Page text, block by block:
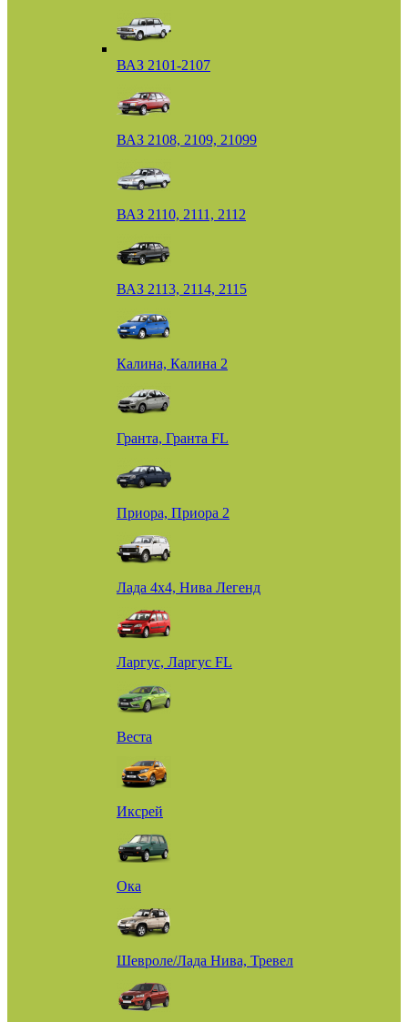
ВАЗ 2101-2107
ВАЗ 2108, 2109, 21099
ВАЗ 2110, 2111, 2112
ВАЗ 2113, 2114, 2115
Калина, Калина 2
Гранта, Гранта FL
Приора, Приора 2
Лада 4х4, Нива Легенд
Ларгус, Ларгус FL
Веста
Иксрей
Ока
Шевроле/Лада Нива, Тревел